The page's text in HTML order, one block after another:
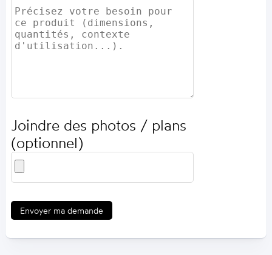
Joindre des photos / plans
(optionnel)
Envoyer ma demande